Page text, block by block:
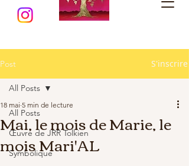
Post S'inscrire
All Posts
Œuvre de JRR Tolkien
Symbolique
All Posts
Mai, le mois de Marie, le
mois Mari'AL
18 mai 5 min de lecture